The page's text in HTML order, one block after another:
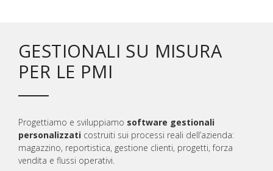
GESTIONALI SU MISURA
PER LE PMI
Progettiamo e sviluppiamo software gestionali
personalizzati costruiti sui processi reali dell’azienda:
magazzino, reportistica, gestione clienti, progetti, forza
vendita e flussi operativi.